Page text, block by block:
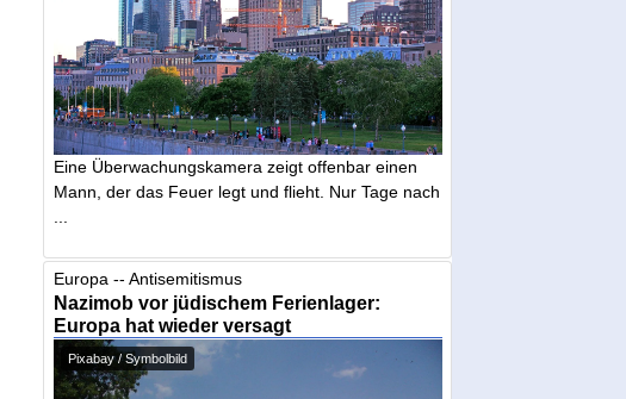
Eine Überwachungskamera zeigt offenbar einen
Mann, der das Feuer legt und flieht. Nur Tage nach
Europa -- Antisemitismus
Nazimob vor jüdischem Ferienlager:
Europa hat wieder versagt
Pixabay / Symbolbild